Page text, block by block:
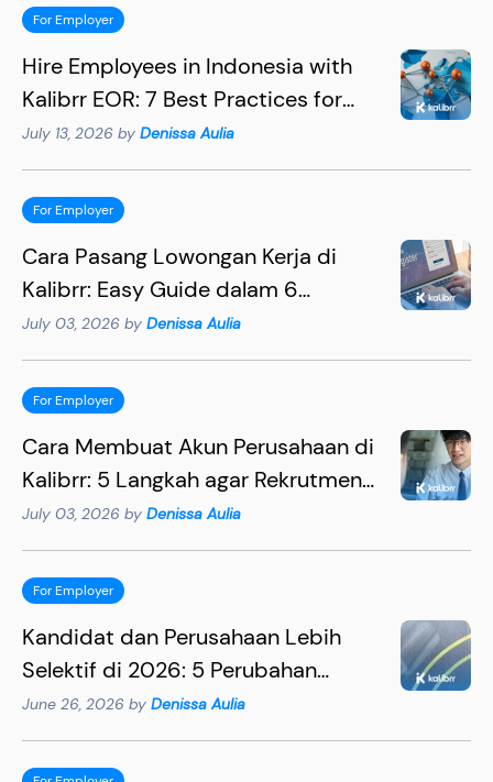
For Employer
Hire Employees in Indonesia with
Kalibrr EOR: 7 Best Practices for
Hiring Succesfully
July 13, 2026 by Denissa Aulia
For Employer
Cara Pasang Lowongan Kerja di
Kalibrr: Easy Guide dalam 6
Langkah
July 03, 2026 by Denissa Aulia
For Employer
Cara Membuat Akun Perusahaan di
Kalibrr: 5 Langkah agar Rekrutmen
Lebih Efektif
July 03, 2026 by Denissa Aulia
For Employer
Kandidat dan Perusahaan Lebih
Selektif di 2026: 5 Perubahan
Penting yang Wajib Dipahami HR
June 26, 2026 by Denissa Aulia